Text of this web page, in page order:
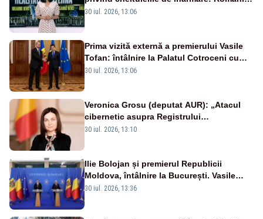
cer transparență în achiziții și un echilibru
30 iul. 2026, 13:06
Prima vizită externă a premierului Vasile
Tofan: întâlnire la Palatul Cotroceni cu
președintele Nicușor Dan
30 iul. 2026, 13:06
Veronica Grosu (deputat AUR): „Atacul
cibernetic asupra Registrului
Proprietăților transmite un semnal de
30 iul. 2026, 13:10
Ilie Bolojan și premierul Republicii
Moldova, întâlnire la București. Vasile
Tofan, primit cu onoruri militare
30 iul. 2026, 13:36